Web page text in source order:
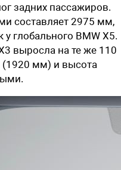
задних пассажиров.
составляет 2975 мм,
у глобального BMW X5.
выросла на те же 110
мм) и высота